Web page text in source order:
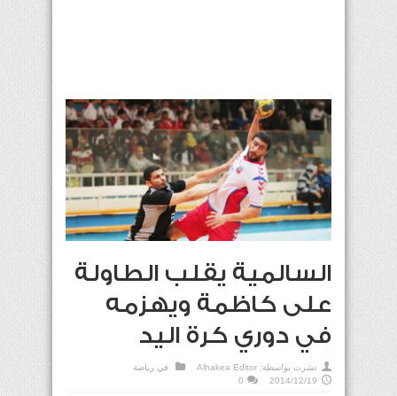
السالمية يقلب الطاولة
على كاظمة ويهزمه
في دوري كرة اليد
نشرت بواسطة: Alhakea Editor في رياضة
2014/12/19
0